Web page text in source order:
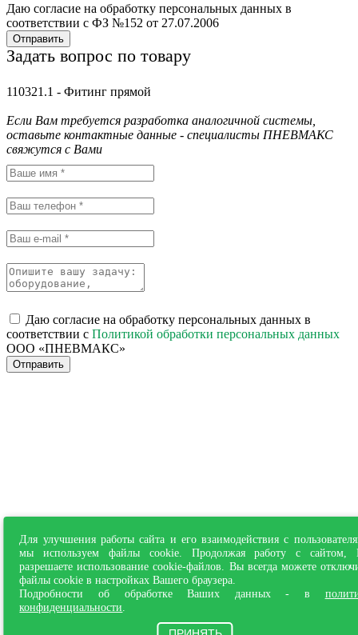
Для улучшения работы сайта и его взаимодействия с
мы используем файлы cookie. Продолжая работу с сайтом,
разрешаете использование cookie-файлов. Вы всегда можете
файлы cookie в настройках Вашего браузера.
Подробности об обработке Ваших данных - в
конфиденциальности
Даю согласие на обработку персональных данных в
соответствии с ФЗ №152 от 27.07.2006
Отправить
Задать вопрос по товару
110321.1 - Фитинг прямой
Если Вам требуется разработка аналогичной системы,
оставьте контактные данные - специалисты ПНЕВМАКС
свяжутся с Вами
Даю согласие на обработку персональных данных в
соответствии с Политикой обработки персональных данных
ООО «ПНЕВМАКС»
Отправить